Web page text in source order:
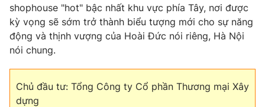
shophouse "hot" bậc nhất khu vực phía Tây, nơi được
kỳ vọng sẽ sớm trở thành biểu tượng mới cho sự năng
động và thịnh vượng của Hoài Đức nói riêng, Hà Nội
nói chung.
Chủ đầu tư: Tổng Công ty Cổ phần Thương mại Xây
dựng